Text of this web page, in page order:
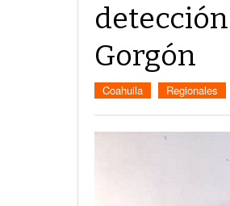
Gorgón
Coahuila Regionales